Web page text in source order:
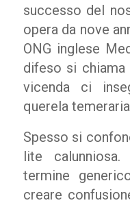
successo del
opera da nove
ONG inglese
difeso si
vicenda ci
querela
Spesso si
lite
termine
creare